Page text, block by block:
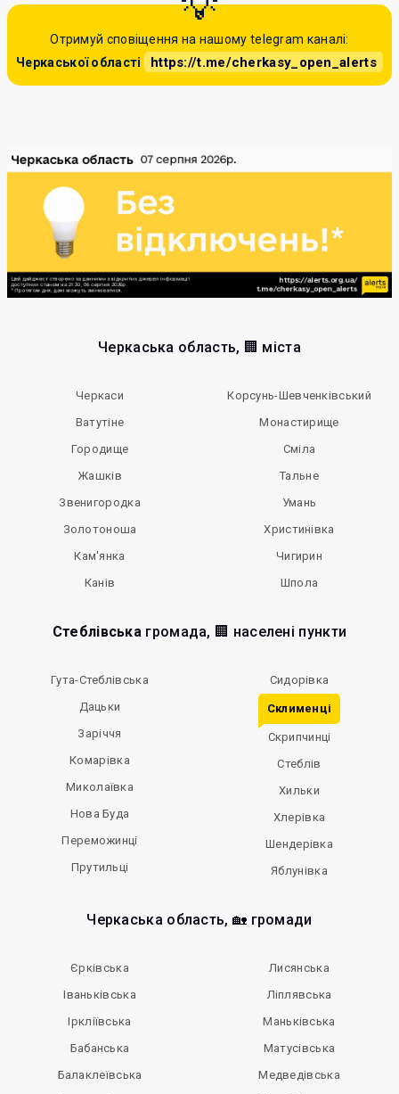
Отримуй сповіщення на нашому telegram каналі:
Черкаської області
https://t.me/cherkasy_open_alerts
Черкаська область, 🏢 міста
Черкаси
Ватутіне
Городище
Жашків
Звенигородка
Золотоноша
Кам'янка
Канів
Корсунь-Шевченківський
Монастирище
Сміла
Тальне
Умань
Христинівка
Чигирин
Шпола
Стеблівська громада, 🏢 населені пункти
Гута-Стеблівська
Дацьки
Заріччя
Комарівка
Миколаївка
Нова Буда
Переможинці
Прутильці
Сидорівка
Склименці
Скрипчинці
Стеблів
Хильки
Хлерівка
Шендерівка
Яблунівка
Черкаська область, 🏡 громади
Єрківська
Іваньківська
Іркліївська
Бабанська
Балаклеївська
Лисянська
Ліплявська
Маньківська
Матусівська
Медведівська